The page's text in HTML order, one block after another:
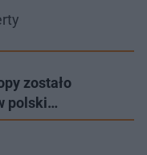
zostało
polski…